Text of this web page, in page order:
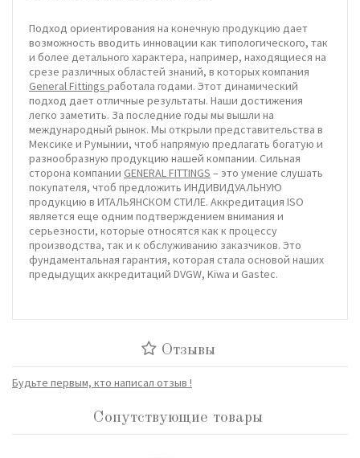
Подход ориентирования на конечную продукцию дает
возможность вводить инновации как типологического, так
и более детального характера, например, находящиеся на
срезе различных областей знаний, в которых компания
General Fittings работала годами. Этот динамический
подход дает отличные результаты. Наши достижения
легко заметить. За последние годы мы вышли на
международный рынок. Мы открыли представительства в
Мексике и Румынии, чтоб напрямую предлагать богатую и
разнообразную продукцию нашей компании. Сильная
сторона компании GENERAL FITTINGS – это умение слушать
покупателя, чтоб предложить ИНДИВИДУАЛЬНУЮ
продукцию в ИТАЛЬЯНСКОМ СТИЛЕ. Аккредитация ISO
является еще одним подтверждением внимания и
серьезности, которые относятся как к процессу
производства, так и к обслуживанию заказчиков. Это
фундаментальная гарантия, которая стала основой наших
предыдущих аккредитаций DVGW, Kiwa и Gastec.
Отзывы
Будьте первым, кто написал отзыв !
Сопутствующие товары